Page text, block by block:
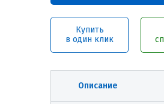
Купить
в один клик
Описание